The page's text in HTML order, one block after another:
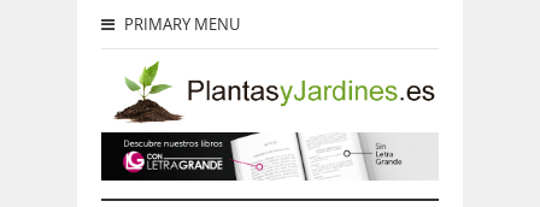
PRIMARY MENU